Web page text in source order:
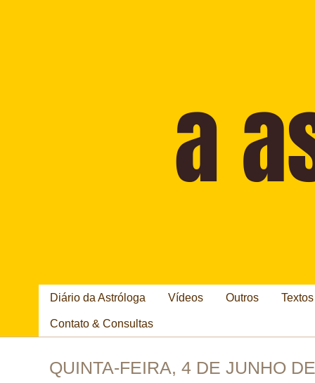
Diário da Astróloga Vídeos Outros
Contato & Consultas
QUINTA-FEIRA, 4 DE JUNHO